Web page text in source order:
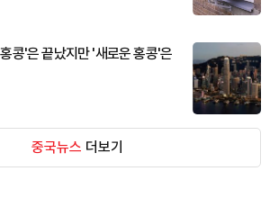
콩'은 끝났지만 '새로운 홍콩'은
중국뉴스 더보기